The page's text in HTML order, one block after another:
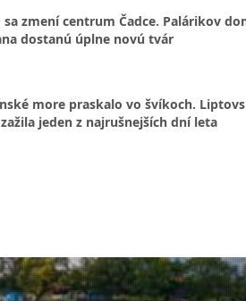
sa zmení centrum Čadce. Palárikov
dostanú úplne novú tvár
more praskalo vo švíkoch.
jeden z najrušnejších dní leta